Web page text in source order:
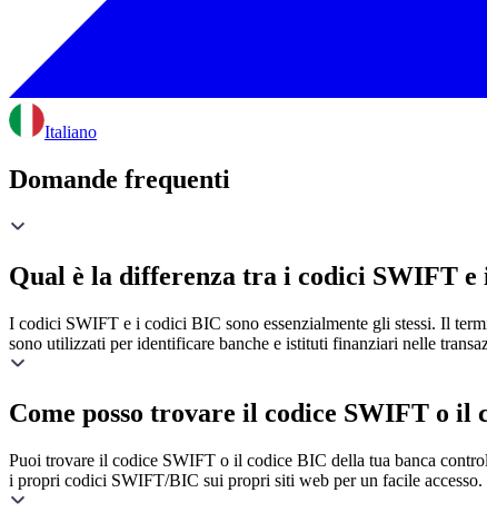
Italiano
Domande frequenti
Qual è la differenza tra i codici SWIFT e
I codici SWIFT e i codici BIC sono essenzialmente gli stessi. Il
sono utilizzati per identificare banche e istituti finanziari nelle
Come posso trovare il codice SWIFT o il
Puoi trovare il codice SWIFT o il codice BIC della tua banca
i propri codici SWIFT/BIC sui propri siti web per un facile accesso.